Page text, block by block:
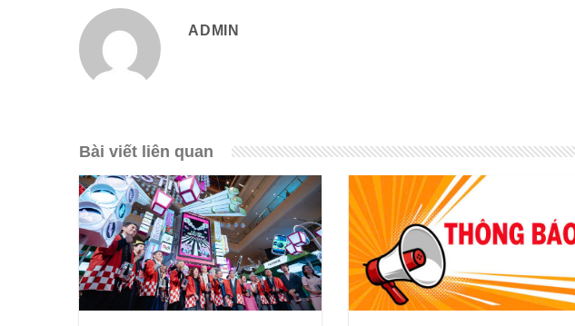
ADMIN
Bài viết liên quan